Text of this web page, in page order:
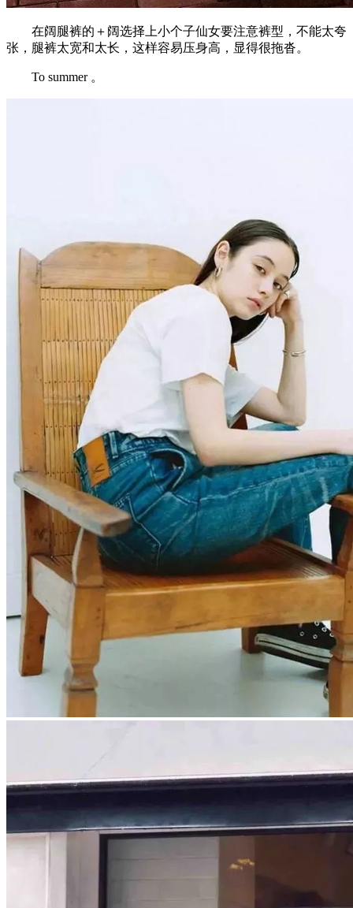
在阔腿裤的＋阔选择上小个子仙女要注意裤型，不能太夸
张，腿裤太宽和太长，这样容易压身高，显得很拖沓。
To summer 。